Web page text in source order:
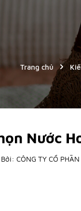
Trang chủ
Nước
Bởi: CÔNG TY CỔ